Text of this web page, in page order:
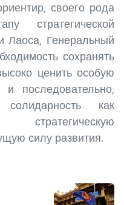
своего рода
стратегической
Лаоса, Генеральный
сохранять
ценить особую
и последовательно;
как
силу развития.